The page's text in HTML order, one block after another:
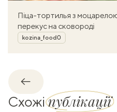
Піца-тортилья з
перекус на сковороді
Автор
kozina_food0
Назад
Схожіпублікації